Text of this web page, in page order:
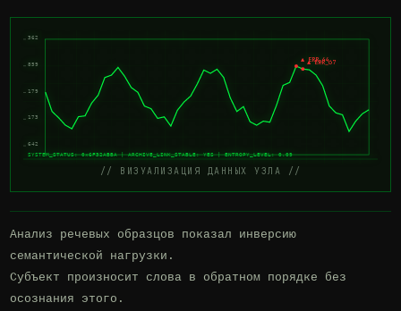
362
859
179
173
642
▲ ERR_44
▲ ERR_67
SYSTEM_STATUS: 0x6F32ABBA | ARCHIVE_LINK_STABLE: YES | ENTROPY_LEVEL: 0.09
// ВИЗУАЛИЗАЦИЯ ДАННЫХ УЗЛА //
Анализ речевых образцов показал инверсию
семантической нагрузки.
Субъект произносит слова в обратном порядке без
осознания этого.